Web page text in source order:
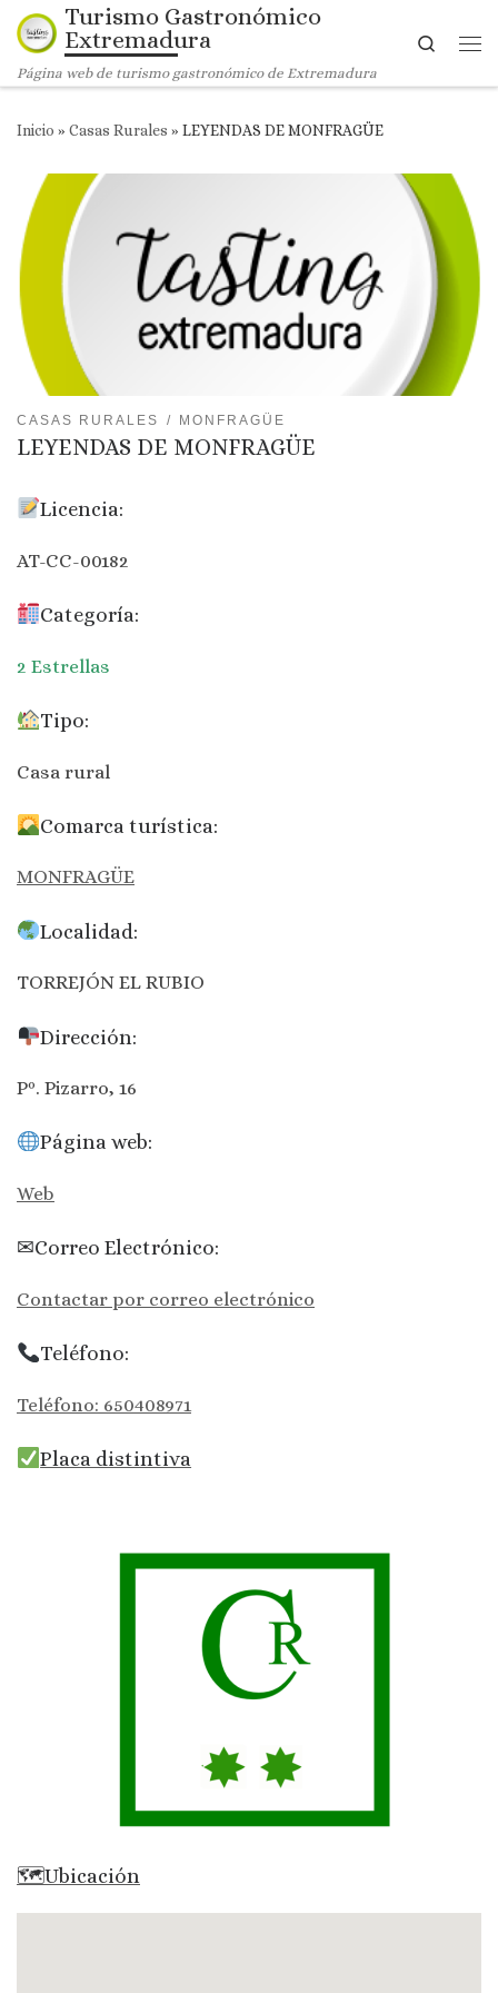
Saltar al contenido
Turismo Gastronómico
Extremadura
Página web de turismo gastronómico de Extremadura
Search
Inicio » Casas Rurales » LEYENDAS DE MONFRAGÜE
CASAS RURALES MONFRAGÜE
LEYENDAS DE MONFRAGÜE
Licencia:
AT-CC-00182
Categoría:
2 Estrellas
Tipo:
Casa rural
Comarca turística:
MONFRAGÜE
Localidad:
TORREJÓN EL RUBIO
Dirección:
Pº. Pizarro, 16
Página web:
Web
✉Correo Electrónico:
Contactar por correo electrónico
Teléfono:
Teléfono: 650408971
Placa distintiva
🗺Ubicación